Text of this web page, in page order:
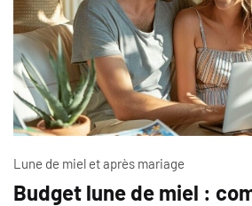
Lune de miel et après mariage
Budget lune de miel :